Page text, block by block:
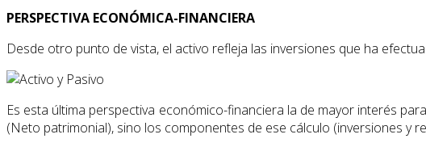
PERSPECTIVA ECONÓMICA-FINANCIERA
Desde otro punto de vista, el activo refleja las inversiones que ha
Es esta última perspectiva económico-financiera la de mayor interés
(Neto patrimonial), sino los componentes de ese cálculo (inversiones y